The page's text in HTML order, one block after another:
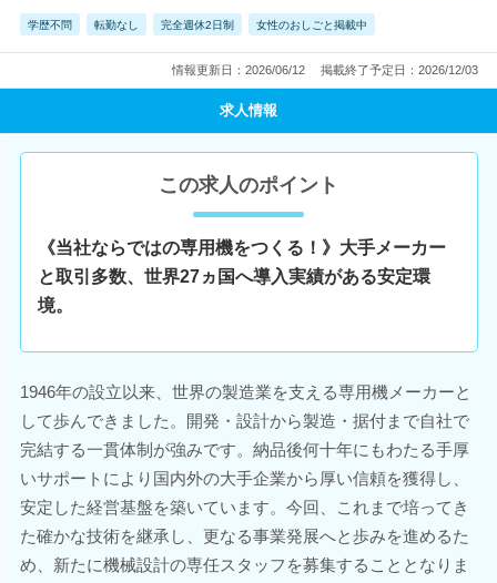
学歴不問 転勤なし 完全週休2日制 女性のおしごと掲載中
情報更新日：2026/06/12 掲載終了予定日：2026/12/03
求人情報
この求人のポイント
《当社ならではの専用機をつくる！》大手メーカー
と取引多数、世界27ヵ国へ導入実績がある安定環
境。
1946年の設立以来、世界の製造業を支える専用機メーカーと
して歩んできました。開発・設計から製造・据付まで自社で
完結する一貫体制が強みです。納品後何十年にもわたる手厚
いサポートにより国内外の大手企業から厚い信頼を獲得し、
安定した経営基盤を築いています。今回、これまで培ってき
た確かな技術を継承し、更なる事業発展へと歩みを進めるた
め、新たに機械設計の専任スタッフを募集することとなりま